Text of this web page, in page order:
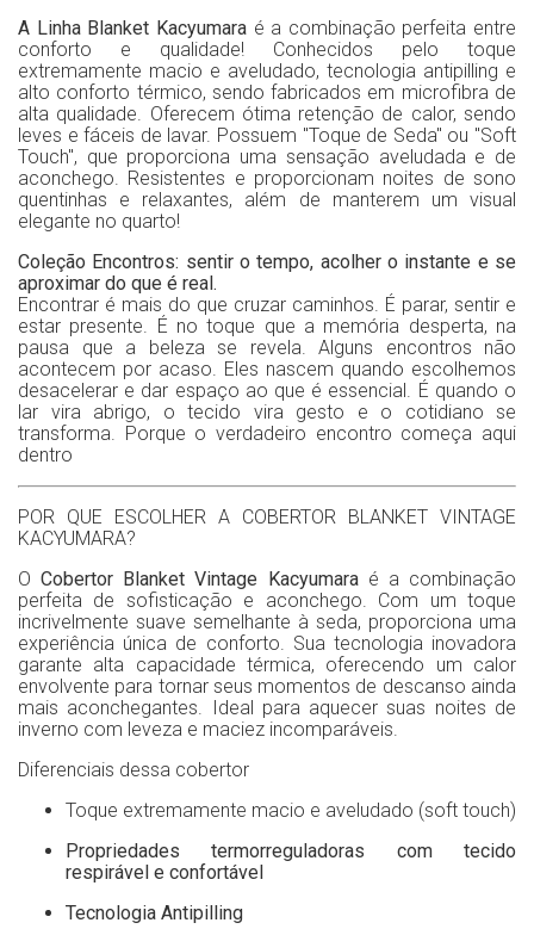
A Linha Blanket Kacyumaraé a combinação perfeita entre
conforto e qualidade! Conhecidos pelo toque
extremamente macio e aveludado, tecnologia antipilling e
alto conforto térmico, sendo fabricados em microfibra de
alta qualidade. Oferecem ótima retenção de calor, sendo
leves e fáceis de lavar. Possuem "Toque de Seda" ou "Soft
Touch", que proporciona uma sensação aveludada e de
aconchego. Resistentes e proporcionam noites de sono
quentinhas e relaxantes, além de manterem um visual
elegante no quarto!
Coleção Encontros: sentir o tempo, acolher o instante e se
aproximar do que é real.
Encontrar é mais do que cruzar caminhos. É parar, sentir e
estar presente. É no toque que a memória desperta, na
pausa que a beleza se revela. Alguns encontros não
acontecem por acaso. Eles nascem quando escolhemos
desacelerar e dar espaço ao que é essencial. É quando o
lar vira abrigo, o tecido vira gesto e o cotidiano se
transforma. Porque o verdadeiro encontro começa aqui
dentro
POR QUE ESCOLHER A COBERTOR BLANKET VINTAGE
KACYUMARA?
OCobertor Blanket Vintage Kacyumaraé a combinação
perfeita de sofisticação e aconchego. Com um toque
incrivelmente suave semelhante à seda, proporciona uma
experiência única de conforto. Sua tecnologia inovadora
garante alta capacidade térmica, oferecendo um calor
envolvente para tornar seus momentos de descanso ainda
mais aconchegantes. Ideal para aquecer suas noites de
inverno com leveza e maciez incomparáveis.
Diferenciais dessa cobertor
Toque extremamente macio e aveludado (soft touch)
Propriedades termorreguladoras com tecido
respirável e confortável
Tecnologia Antipilling